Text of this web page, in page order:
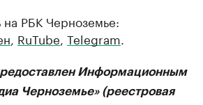
РБК Черноземье:
, RuTube, Telegram.
Информационным
Черноземье» (реестровая